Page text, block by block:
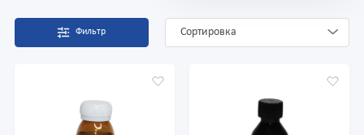
Фильтр Сортировка